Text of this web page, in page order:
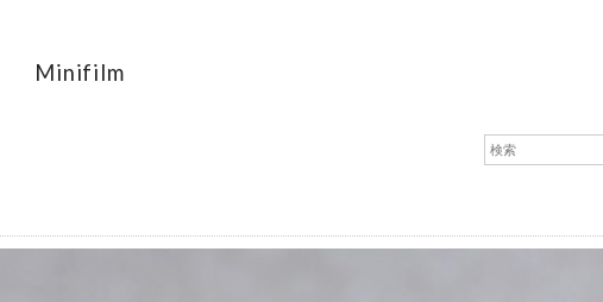
Minifilm